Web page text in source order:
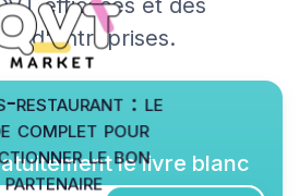
efficaces et des
d'entreprises.
restaurant : le
complet pour
le bon
partenaire
le livre blanc